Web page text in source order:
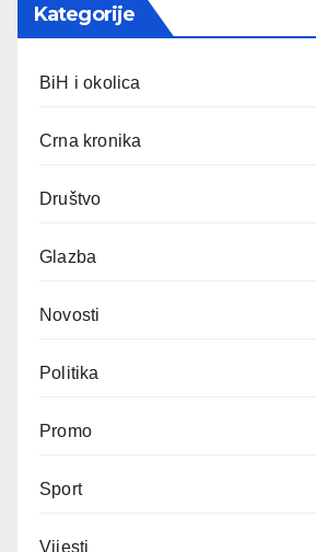
Kategorije
BiH i okolica
Crna kronika
Društvo
Glazba
Novosti
Politika
Promo
Sport
Vijesti